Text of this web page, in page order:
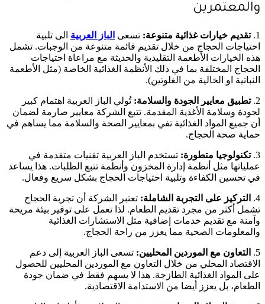
والمعتمرين
1. تقديم خيارات غذائية متنوعة: تسعى الباز العربية الى تلبية
احتياجات الحجاج من خلال تقديم قائمة متنوعة من الوجبات. تشمل
هذه الخيارات الأطعمة التقليدية والحديثة مع مراعاة احتياجات
الحجاج المختلفة بما في ذلك الأنظمة الغذائية الخاصة (مثل الأطعمة
النباتية او الخالية من الغلوتين).
2. تطبيق معايير الجودة والسلامة:تُولي الباز العربية اهتمام كبير
لجودة وسلامة الأغذية المقدمة. تتبع الشركة معايير صارمة لضمان
أن جميع المواد الغذائية تفي بمعايير الصحة والسلامة مما يساهم في
حماية صحة الحجاج.
3. تكنولوجيا متطورة: تستخدم الباز العربية تقنيات متقدمة في
عملياتها مثل أنظمة إدارة المخزون وأنظمة تتبع الطلبات. هذا يساعد
في تحسين الكفاءة وتلبية احتياجات الحجاج بشكل سريع وفعال.
4. التركيز على التجربة الشاملة: تعتبر الشركة أن تجربة الحجاج
تشمل أكثر من مجرد تقديم الطعام. لذا تعمل على توفير بيئة مريحة
وآمنة مع تقديم خدمات إضافية مثل الاستشارات الغذائية
والمعلومات الصحية مما يعزز من راحة الحجاج.
5. التعاون مع الموردين المحليين: تسعى الباز العربية إلى دعم
الاقتصاد المحلي من خلال التعاون مع الموردين المحليين للحصول
على المواد الغذائية الطازجة. هذا لا يسهم فقط في ضمان جودة
الطعام، بل يعزز أيضا من الاستدامة الاقتصادية.